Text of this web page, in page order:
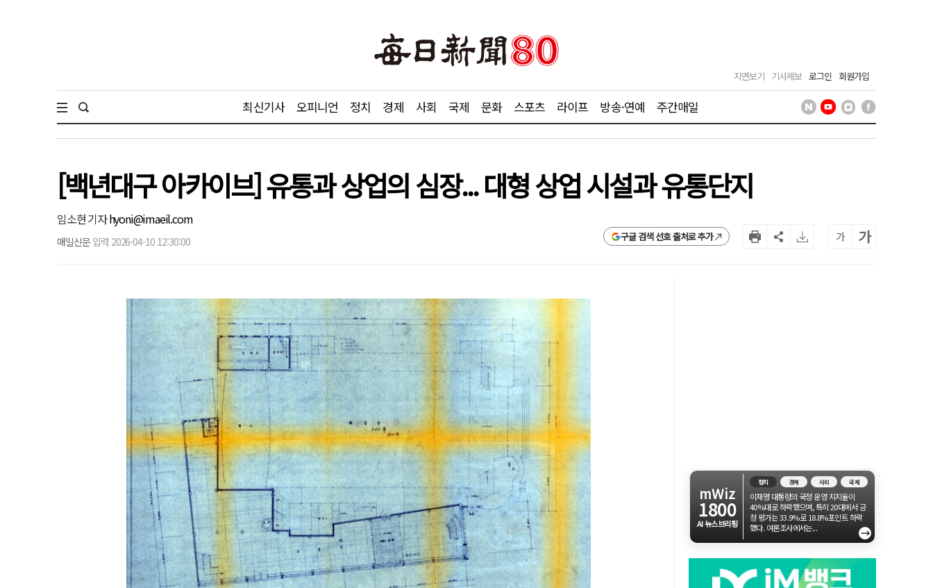
지면보기 기사제보 로그인 회원가입
최신기사 오피니언 정치 경제 사회 국제 문화 스포츠 라이프 방송·연예 주간매일
[백년대구 아카이브] 유통과 상업의 심장... 대형 상업 시설과 유통단지
임소현 기자hyoni@imaeil.com
매일신문 입력 2026-04-10 12:30:00 구글 검색 선호 출처로 추가 가 가
mWiz
1800
AI 뉴스브리핑
정치 경제 사회 국제
이재명 대통령의 국정 운영 지지율이
40%대로 하락했으며, 특히 20대에서 긍
정 평가는 33.9%로 18.8%포인트 하락
했다. 여론조사에서는...
→